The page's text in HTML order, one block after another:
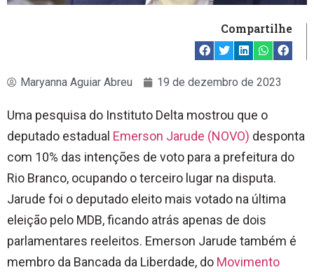
Compartilhe
Maryanna Aguiar Abreu 19 de dezembro de 2023
Uma pesquisa do Instituto Delta mostrou que o
deputado estadual Emerson Jarude (NOVO) desponta
com 10% das intenções de voto para a prefeitura do
Rio Branco, ocupando o terceiro lugar na disputa.
Jarude foi o deputado eleito mais votado na última
eleição pelo MDB, ficando atrás apenas de dois
parlamentares reeleitos. Emerson Jarude também é
membro da Bancada da Liberdade, do Movimento